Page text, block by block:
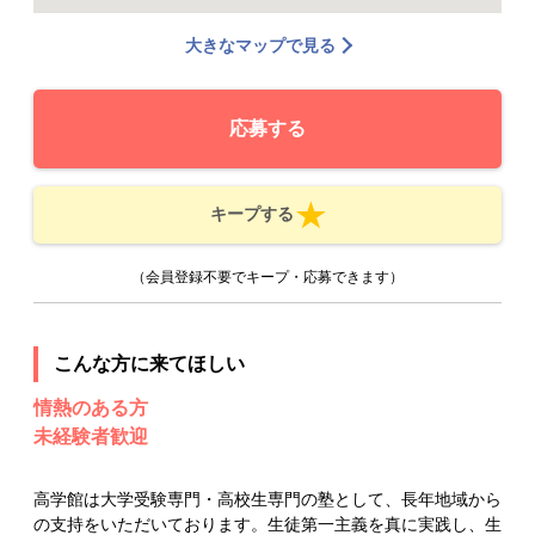
大きなマップで見る
応募する
キープする
（会員登録不要でキープ・応募できます）
こんな方に来てほしい
情熱のある方
未経験者歓迎
高学館は大学受験専門・高校生専門の塾として、長年地域から
の支持をいただいております。生徒第一主義を真に実践し、生